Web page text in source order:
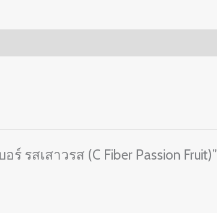
Passion
ร์ รสเสาวรส (C Fiber Passion Fruit)”